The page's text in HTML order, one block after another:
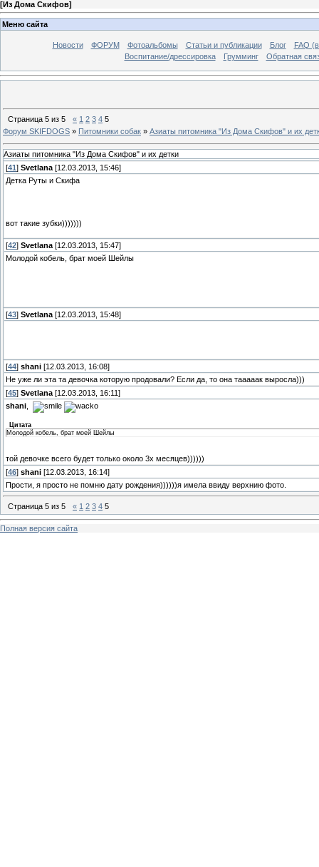
[Из Дома Скифов]
Меню сайта
Новости ФОРУМ Фотоальбомы Статьи и публикации Блог
FAQ
Воспитание/дрессировка
Грумминг Обратная
Страница 5 из 5 « 1 2 3 4 5
Форум SKIFDOGS » Питомники собак » Азиаты питомника "Из Дома Скифов" и их
Азиаты питомника "Из Дома Скифов" и их детки
[41] Svetlana [12.03.2013, 15:46]
Детка Руты и Скифа
вот такие зубки)))))))
[42] Svetlana [12.03.2013, 15:47]
Молодой кобель, брат моей Шейлы
[43] Svetlana [12.03.2013, 15:48]
[44] shani [12.03.2013, 16:08]
Не уже ли эта та девочка которую продовали? Если да, то она тааааак выросла)))
[45] Svetlana [12.03.2013, 16:11]
shani,
Цитата
Молодой кобель, брат моей Шейлы
той девочке всего будет только около 3х месяцев))))))
[46] shani [12.03.2013, 16:14]
Прости, я просто не помню дату рождения))))))я имела ввиду верхнию фото.
Страница 5 из 5 « 1 2 3 4 5
Полная версия сайта